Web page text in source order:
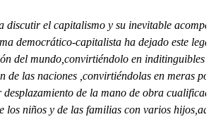
discutir el capitalismo y su inevitable
democrático-capitalista ha dejado este
del mundo,convirtiéndolo en inditinguibles
de las naciones ,convirtiéndolas en meras
de la mano de obra
los niños y de las familias con varios